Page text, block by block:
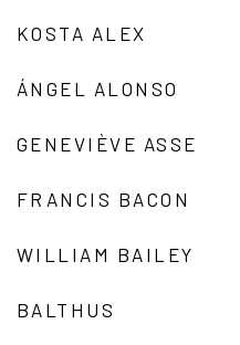
KOSTA ALEX
ÁNGEL ALONSO
GENEVIÈVE ASSE
FRANCIS BACON
WILLIAM BAILEY
BALTHUS